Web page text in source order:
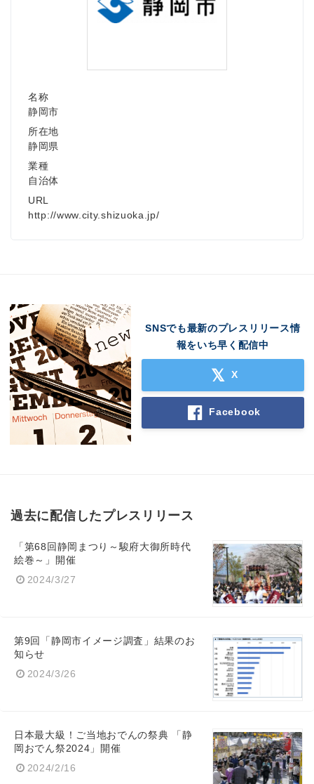
名称
静岡市
所在地
静岡県
業種
自治体
URL
http://www.city.shizuoka.jp/
SNSでも最新のプレスリリース情
報をいち早く配信中
X
Facebook
過去に配信したプレスリリース
「第68回静岡まつり～駿府大御所時代
絵巻～」開催
2024/3/27
第9回「静岡市イメージ調査」結果のお
知らせ
2024/3/26
日本最大級！ご当地おでんの祭典 「静
岡おでん祭2024」開催
2024/2/16